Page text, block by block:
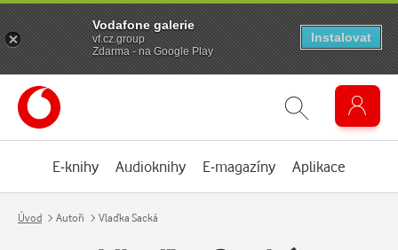
E-knihy Audioknihy E-magazíny Aplikace
Úvod Autoři Vlaďka Sacká
Vodafone galerie
vf.cz.group
Zdarma - na Google Play
Instalovat